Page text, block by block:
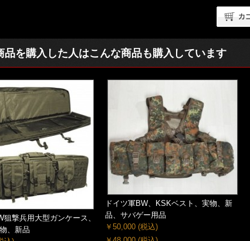
品を購入した人はこんな商品も購入しています
狙撃兵用大型ガンケース、
、新品
ドイツ軍BW、KSKベスト、実物、新
品、サバゲー用品
￥50,000 (税込)